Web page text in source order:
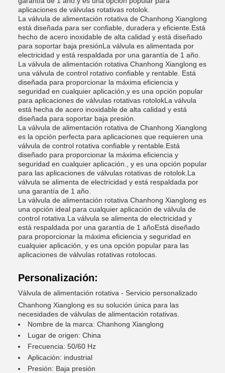
aplicaciones de válvulas rotativas rotolok.
La válvula de alimentación rotativa de Chanhong Xianglong
está diseñada para ser confiable, duradera y eficiente.Está
hecho de acero inoxidable de alta calidad y está diseñado
para soportar baja presiónLa válvula es alimentada por
electricidad y está respaldada por una garantía de 1 año.
La válvula de alimentación rotativa Chanhong Xianglong es
una válvula de control rotativo confiable y rentable. Está
diseñada para proporcionar la máxima eficiencia y
seguridad en cualquier aplicación,y es una opción popular
para aplicaciones de válvulas rotativas rotolokLa válvula
está hecha de acero inoxidable de alta calidad y está
diseñada para soportar baja presión.
La válvula de alimentación rotativa de Chanhong Xianglong
es la opción perfecta para aplicaciones que requieren una
válvula de control rotativa confiable y rentable.Está
diseñado para proporcionar la máxima eficiencia y
seguridad en cualquier aplicación., y es una opción popular
para las aplicaciones de válvulas rotativas de rotolok.La
válvula se alimenta de electricidad y está respaldada por
una garantía de 1 año.
La válvula de alimentación rotativa Chanhong Xianglong es
una opción ideal para cualquier aplicación de válvula de
control rotativa.La válvula se alimenta de electricidad y
está respaldada por una garantía de 1 añoEstá diseñado
para proporcionar la máxima eficiencia y seguridad en
cualquier aplicación, y es una opción popular para las
aplicaciones de válvulas rotativas rotolocas.
Personalización:
Válvula de alimentación rotativa - Servicio personalizado
Chanhong Xianglong es su solución única para las
necesidades de válvulas de alimentación rotativas.
Nombre de la marca: Chanhong Xianglong
Lugar de origen: China
Frecuencia: 50/60 Hz
Aplicación: industrial
Presión: Baja presión